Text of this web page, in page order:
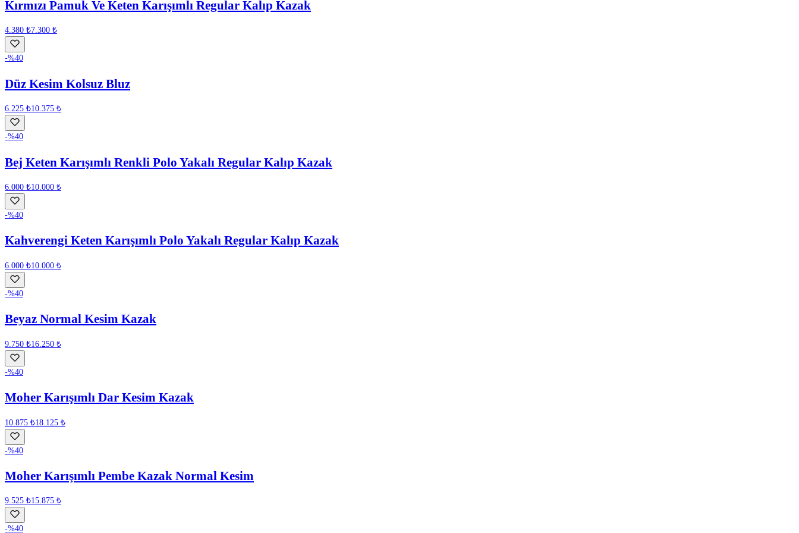
Kırmızı Pamuk Ve Keten Karışımlı Regular Kalıp Kazak
4.380 ₺7.300 ₺
-%40
Düz Kesim Kolsuz Bluz
6.225 ₺10.375 ₺
-%40
Bej Keten Karışımlı Renkli Polo Yakalı Regular Kalıp Kazak
6.000 ₺10.000 ₺
-%40
Kahverengi Keten Karışımlı Polo Yakalı Regular Kalıp Kazak
6.000 ₺10.000 ₺
-%40
Beyaz Normal Kesim Kazak
9.750 ₺16.250 ₺
-%40
Moher Karışımlı Dar Kesim Kazak
10.875 ₺18.125 ₺
-%40
Moher Karışımlı Pembe Kazak Normal Kesim
9.525 ₺15.875 ₺
-%40